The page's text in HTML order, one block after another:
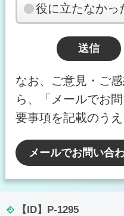
役に立たなかっ
なお、ご意見・ご
ら、「メールでお
要事項を記載のうえ
メールでお問い合
【ID】 P-1295